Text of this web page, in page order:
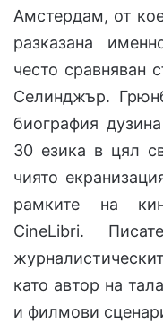
Амстердам, от
разказана
често сравняван
Селинджър.
биография
30 езика в цял
чиято
рамките на
CineLibri.
като автор на
и филмови